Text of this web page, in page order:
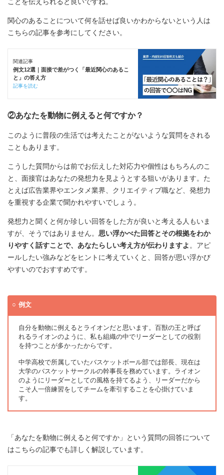
関心のあることについて何を話せば良いかわからないという人は
こちらの記事を参考にしてください。
関連記事
例文12選｜面接で差がつく「最近関心のあるこ
と」の答え方
記事を読む
②あなたを動物に例えると何ですか？
このように普段の生活では考えたことがないような質問をされる
こともあります。
こうした質問からは前でお伝えした対応力や個性はもちろんのこ
と、面接官はあなたの発想力を見ようとする狙いがあります。た
とえば広告業界やエンタメ業界、クリエイティブ職など、発想力
を重視する企業で聞かれやすいでしょう。
発想力と聞くと何か珍しい回答をした方が良いと考える人もいま
すが、そうではありません。 思い浮かべた回答とその根拠をわか
りやすく話すことで、あなたらしい考え方が伝わりますよ。アピ
ールしたい強みなどをヒントに考えていくと、回答が思い浮かび
やすいのでおすすめです。
例文
自分を動物に例えるとライオンだと思います。百獣の王と呼ば
れるライオンのように、私も組織の中でリーダーとしての役割
を持つことが多かったからです。
中学高校で所属していたバスケットボール部では部長、現在は
大学のバスケットサークルの幹事長を務めています。ライオン
のようにリーダーとしての風格を持てるよう、リーダーだから
こそ人一倍練習をしてチームを牽引することを心掛けていま
す。
「あなたを動物に例えると何ですか」という質問の回答について
はこちらの記事でも詳しく解説しています。